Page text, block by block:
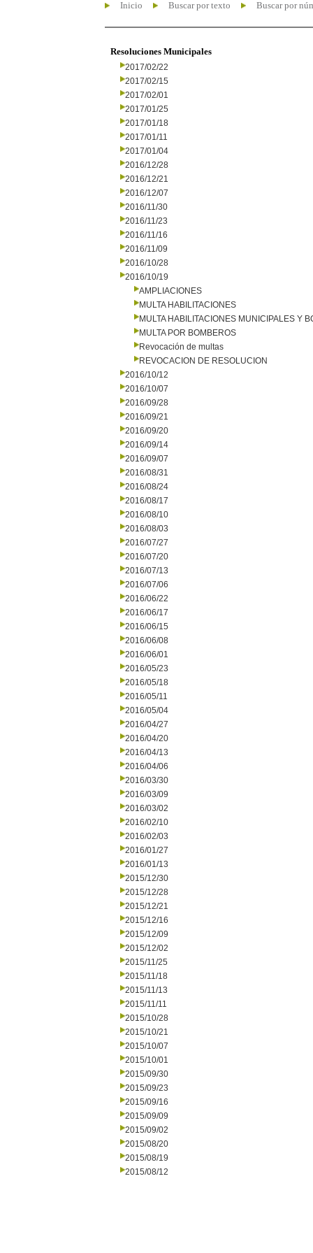
Inicio Buscar por texto Buscar por
Resoluciones Municipales
2017/02/22
2017/02/15
2017/02/01
2017/01/25
2017/01/18
2017/01/11
2017/01/04
2016/12/28
2016/12/21
2016/12/07
2016/11/30
2016/11/23
2016/11/16
2016/11/09
2016/10/28
2016/10/19
AMPLIACIONES
MULTA HABILITACIONES
MULTA HABILITACIONES MUNICIPALES Y
MULTA POR BOMBEROS
Revocación de multas
REVOCACION DE RESOLUCION
2016/10/12
2016/10/07
2016/09/28
2016/09/21
2016/09/20
2016/09/14
2016/09/07
2016/08/31
2016/08/24
2016/08/17
2016/08/10
2016/08/03
2016/07/27
2016/07/20
2016/07/13
2016/07/06
2016/06/22
2016/06/17
2016/06/15
2016/06/08
2016/06/01
2016/05/23
2016/05/18
2016/05/11
2016/05/04
2016/04/27
2016/04/20
2016/04/13
2016/04/06
2016/03/30
2016/03/09
2016/03/02
2016/02/10
2016/02/03
2016/01/27
2016/01/13
2015/12/30
2015/12/28
2015/12/21
2015/12/16
2015/12/09
2015/12/02
2015/11/25
2015/11/18
2015/11/13
2015/11/11
2015/10/28
2015/10/21
2015/10/07
2015/10/01
2015/09/30
2015/09/23
2015/09/16
2015/09/09
2015/09/02
2015/08/20
2015/08/19
2015/08/12